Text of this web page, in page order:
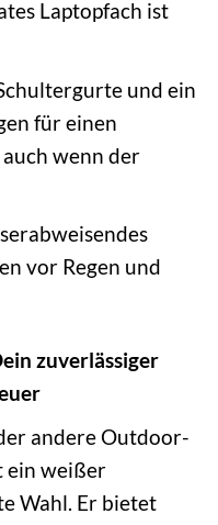
Laptopfach ist
und ein
für einen
wenn der
vor Regen und
zuverlässiger
andere Outdoor-
ein weißer
Wahl. Er bietet